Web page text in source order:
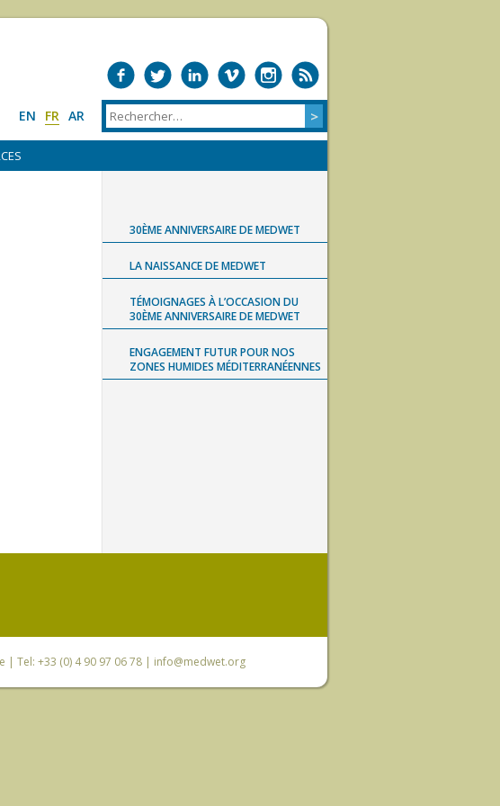
EN FR AR
30ÈME ANNIVERSAIRE DE MEDWET
LA NAISSANCE DE MEDWET
TÉMOIGNAGES À L’OCCASION DU
30ÈME ANNIVERSAIRE DE MEDWET
ENGAGEMENT FUTUR POUR NOS
ZONES HUMIDES MÉDITERRANÉENNES
| Tel: +33 (0) 4 90 97 06 78 | info@medwet.org